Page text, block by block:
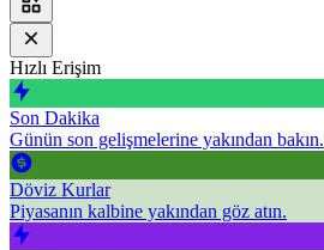
Hızlı Erişim
Son Dakika
Günün son gelişmelerine yakından bakın.
Döviz Kurlar
Piyasanın kalbine yakından göz atın.